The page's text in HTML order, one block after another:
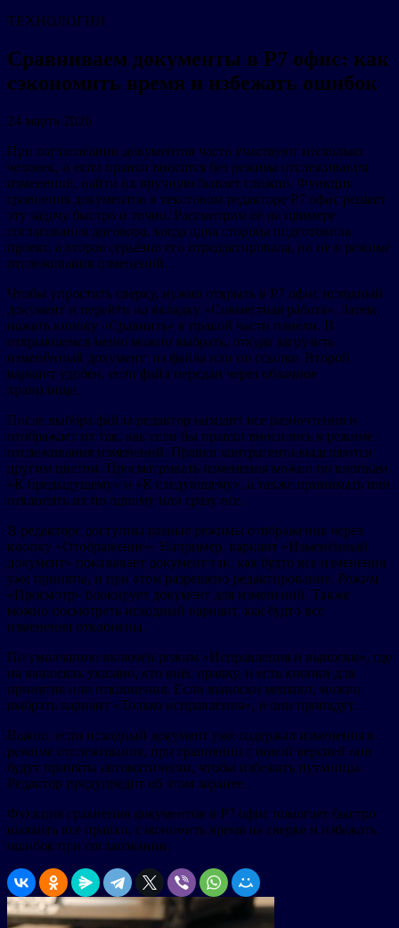
ТЕХНОЛОГИИ
Сравниваем документы в Р7 офис: как
сэкономить время и избежать ошибок
24 марта 2026
При согласовании документов часто участвуют несколько
человек, и если правки вносятся без режима отслеживания
изменений, найти их вручную бывает сложно. Функция
сравнения документов в текстовом редакторе Р7 офис решает
эту задачу быстро и точно. Рассмотрим её на примере
согласования договора, когда одна сторона подготовила
проект, а вторая серьёзно его отредактировала, но не в режиме
отслеживания изменений.
Чтобы упростить сверку, нужно открыть в Р7 офис исходный
документ и перейти на вкладку «Совместная работа». Затем
нажать кнопку «Сравнить» в правой части панели. В
открывшемся меню можно выбрать, откуда загрузить
изменённый документ: из файла или по ссылке. Второй
вариант удобен, если файл передан через облачное
хранилище.
После выбора файла редактор находит все разночтения и
отображает их так, как если бы правки вносились в режиме
отслеживания изменений. Правки контрагента выделяются
другим цветом. Просматривать изменения можно по кнопкам
«К предыдущему» и «К следующему», а также принимать или
отклонять их по одному или сразу все.
В редакторе доступны разные режимы отображения через
кнопку «Отображение». Например, вариант «Изменённый
документ» показывает документ так, как будто все изменения
уже приняты, и при этом разрешено редактирование. Режим
«Просмотр» блокирует документ для изменений. Также
можно посмотреть исходный вариант, как будто все
изменения отклонены.
По умолчанию включён режим «Исправления и выноски», где
на выносках указано, кто внёс правку, и есть кнопки для
принятия или отклонения. Если выноски мешают, можно
выбрать вариант «Только исправления», и они пропадут.
Важно: если исходный документ уже содержал изменения в
режиме отслеживания, при сравнении с новой версией они
будут приняты автоматически, чтобы избежать путаницы.
Редактор предупредит об этом заранее.
Функция сравнения документов в Р7 офис помогает быстро
выявить все правки, сэкономить время на сверке и избежать
ошибок при согласовании.